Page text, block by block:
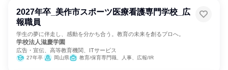
2027年卒_美作市スポーツ医療看護専門学校_広
報職員
学生の夢に伴走し、感動を分かち合う。教育の未来を創るプロへ。
学校法人滋慶学園
広告・宣伝、高等教育機関、ITサービス
27年卒 岡山県 教育/保育専門職、人事、広報/IR